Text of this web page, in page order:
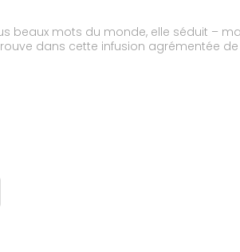
beaux mots du monde, elle séduit –
dans cette infusion agrémentée